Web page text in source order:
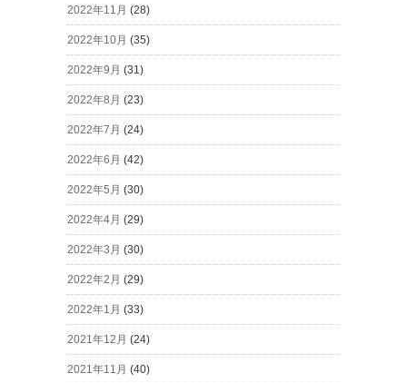
2022年11月 (28)
2022年10月 (35)
2022年9月 (31)
2022年8月 (23)
2022年7月 (24)
2022年6月 (42)
2022年5月 (30)
2022年4月 (29)
2022年3月 (30)
2022年2月 (29)
2022年1月 (33)
2021年12月 (24)
2021年11月 (40)